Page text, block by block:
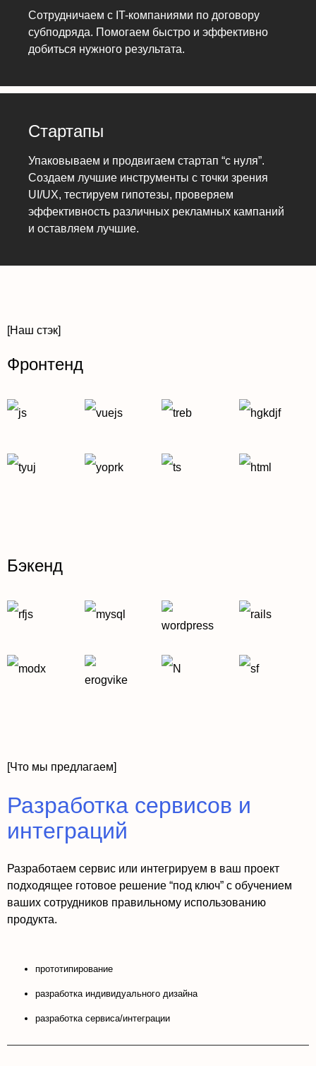
Сотрудничаем с IT-компаниями по договору
субподряда. Помогаем быстро и эффективно
добиться нужного результата.
Стартапы
Упаковываем и продвигаем стартап “с нуля”.
Создаем лучшие инструменты с точки зрения
UI/UX, тестируем гипотезы, проверяем
эффективность различных рекламных кампаний
и оставляем лучшие.
[Наш стэк]
Фронтенд
Бэкенд
[Что мы предлагаем]
Разработка сервисов и
интеграций
Разработаем сервис или интегрируем в ваш проект
подходящее готовое решение “под ключ” с обучением
ваших сотрудников правильному использованию
продукта.
прототипирование
разработка индивидуального дизайна
разработка сервиса/интеграции